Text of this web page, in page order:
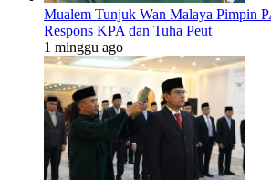
Mualem Tunjuk Wan Malaya Pimpin
Respons KPA dan Tuha Peut
1 minggu ago